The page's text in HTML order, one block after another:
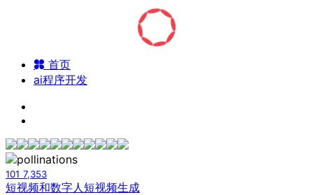
首页
ai程序开发
101 7,353
短视频和数字人短视频生成